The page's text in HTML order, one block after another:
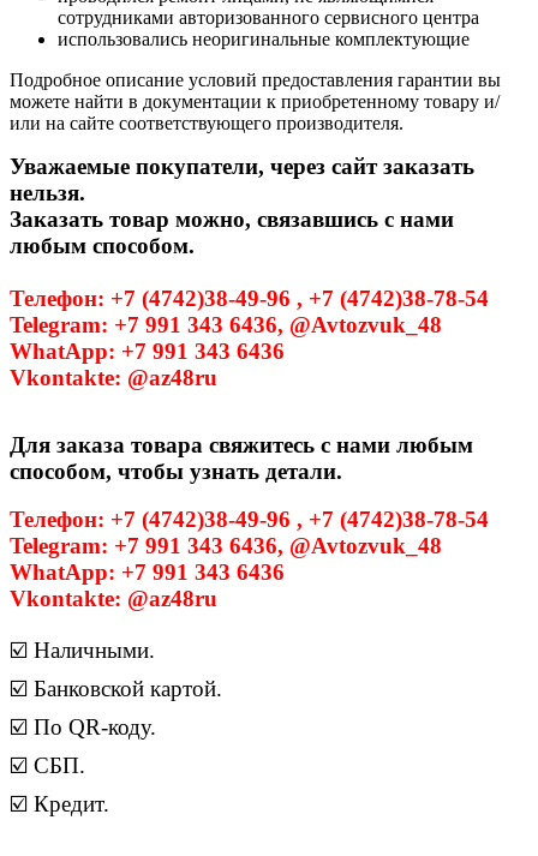
сотрудниками авторизованного сервисного центра
использовались неоригинальные комплектующие
Подробное описание условий предоставления гарантии вы
можете найти в документации к приобретенному товару и/
или на сайте соответствующего производителя.
Уважаемые покупатели, через сайт заказать
нельзя.
Заказать товар можно, связавшись с нами
любым способом.
Телефон: +7 (4742)38-49-96 , +7 (4742)38-78-54
Telegram: +7 991 343 6436, @Avtozvuk_48
WhatApp: +7 991 343 6436
Vkontakte: @az48ru
Для заказа товара свяжитесь с нами любым
способом, чтобы узнать детали.
Телефон: +7 (4742)38-49-96 , +7 (4742)38-78-54
Telegram: +7 991 343 6436, @Avtozvuk_48
WhatApp: +7 991 343 6436
Vkontakte: @az48ru
☑️ Наличными.
☑️ Банковской картой.
☑️ По QR-коду.
☑️ СБП.
☑️ Кредит.